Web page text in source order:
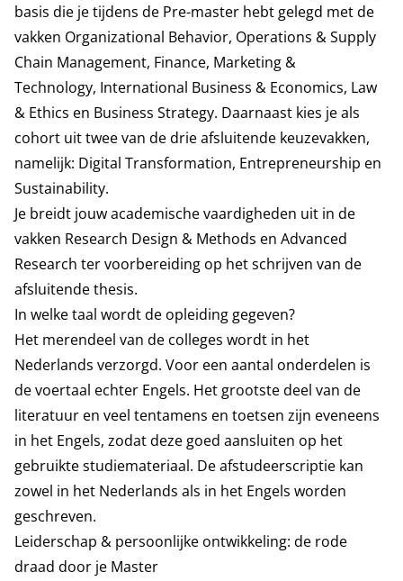
basis die je tijdens de Pre-master hebt gelegd met de
vakken Organizational Behavior, Operations & Supply
Chain Management, Finance, Marketing &
Technology, International Business & Economics, Law
& Ethics en Business Strategy. Daarnaast kies je als
cohort uit twee van de drie afsluitende keuzevakken,
namelijk: Digital Transformation, Entrepreneurship en
Sustainability.
Je breidt jouw academische vaardigheden uit in de
vakken Research Design & Methods en Advanced
Research ter voorbereiding op het schrijven van de
afsluitende thesis.
In welke taal wordt de opleiding gegeven?
Het merendeel van de colleges wordt in het
Nederlands verzorgd. Voor een aantal onderdelen is
de voertaal echter Engels. Het grootste deel van de
literatuur en veel tentamens en toetsen zijn eveneens
in het Engels, zodat deze goed aansluiten op het
gebruikte studiemateriaal. De afstudeerscriptie kan
zowel in het Nederlands als in het Engels worden
geschreven.
Leiderschap & persoonlijke ontwikkeling: de rode
draad door je Master